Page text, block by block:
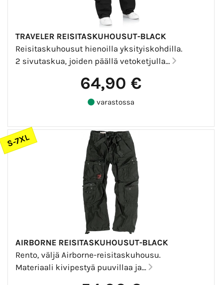
TRAVELER REISITASKUHOUSUT-BLACK
Reisitaskuhousut hienoilla yksityiskohdilla.
2 sivutaskua, joiden päällä vetoketjulla...
64,90 €
varastossa
S-7XL
AIRBORNE REISITASKUHOUSUT-BLACK
Rento, väljä Airborne-reisitaskuhousu.
Materiaali kivipestyä puuvillaa ja...